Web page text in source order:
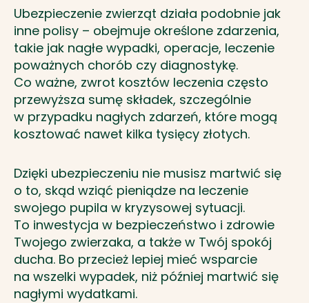
Ubezpieczenie zwierząt działa podobnie jak
inne polisy – obejmuje określone zdarzenia,
takie jak nagłe wypadki, operacje, leczenie
poważnych chorób czy diagnostykę.
Co ważne, zwrot kosztów leczenia często
przewyższa sumę składek, szczególnie
w przypadku nagłych zdarzeń, które mogą
kosztować nawet kilka tysięcy złotych.
Dzięki ubezpieczeniu nie musisz martwić się
o to, skąd wziąć pieniądze na leczenie
swojego pupila w kryzysowej sytuacji.
To inwestycja w bezpieczeństwo i zdrowie
Twojego zwierzaka, a także w Twój spokój
ducha. Bo przecież lepiej mieć wsparcie
na wszelki wypadek, niż później martwić się
nagłymi wydatkami.